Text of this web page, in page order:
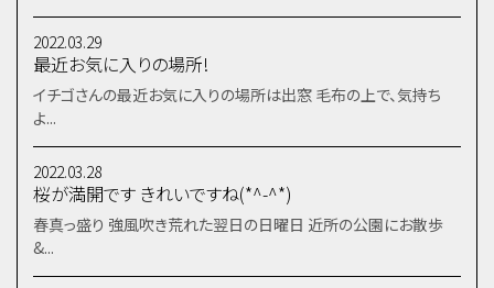
2022.03.29
最近お気に入りの場所!
イチゴさんの最近お気に入りの場所は出窓 毛布の上で、気持ち
よ...
2022.03.28
桜が満開です きれいですね(*^-^*)
春真っ盛り 強風吹き荒れた翌日の日曜日 近所の公園にお散歩
&...